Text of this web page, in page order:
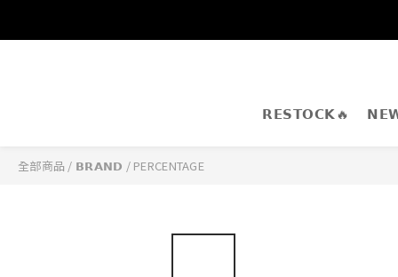
𝗥𝗘𝗦𝗧𝗢𝗖𝗞🔥
全部商品 / 𝗕𝗥𝗔𝗡𝗗 / PERCENTAGE